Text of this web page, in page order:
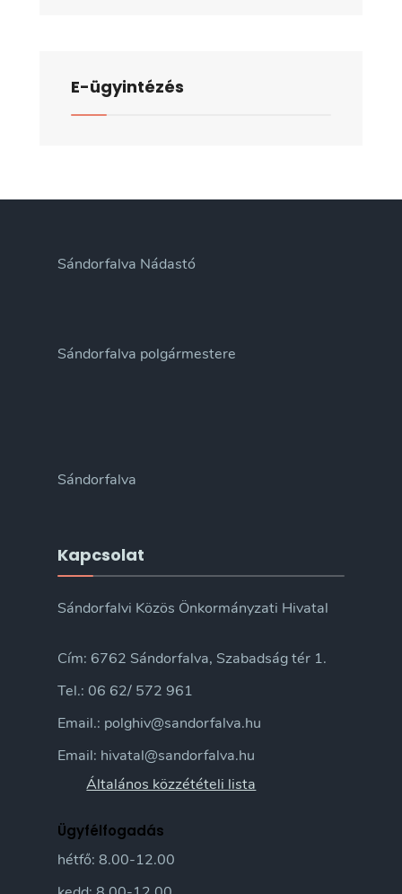
E-ügyintézés
Sándorfalva Nádastó
Sándorfalva polgármestere
Sándorfalva
Kapcsolat
Sándorfalvi Közös Önkormányzati Hivatal
Cím: 6762 Sándorfalva, Szabadság tér 1.
Tel.: 06 62/ 572 961
Email.: polghiv@sandorfalva.hu
Email: hivatal@sandorfalva.hu
Általános közzétételi lista
Ügyfélfogadás
hétfő: 8.00-12.00